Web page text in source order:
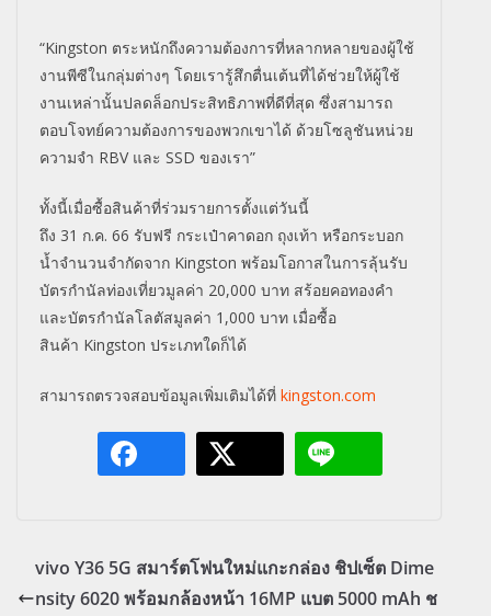
“Kingston ตระหนักถึงความต้องการที่หลากหลายของผู้ใช้
งานพีซีในกลุ่มต่างๆ โดยเรารู้สึกตื่นเต้นที่ได้ช่วยให้ผู้ใช้
งานเหล่านั้นปลดล็อกประสิทธิภาพที่ดีที่สุด ซึ่งสามารถ
ตอบโจทย์ความต้องการของพวกเขาได้ ด้วยโซลูชันหน่วย
ความจำ RBV และ SSD ของเรา”
ทั้งนี้เมื่อซื้อสินค้าที่ร่วมรายการตั้งแต่วันนี้
ถึง 31 ก.ค. 66 รับฟรี กระเป๋าคาดอก ถุงเท้า หรือกระบอก
น้ำจำนวนจำกัดจาก Kingston พร้อมโอกาสในการลุ้นรับ
บัตรกำนัลท่องเที่ยวมูลค่า 20,000 บาท สร้อยคอทองคำ
และบัตรกำนัลโลตัสมูลค่า 1,000 บาท เมื่อซื้อ
สินค้า Kingston ประเภทใดก็ได้
สามารถตรวจสอบข้อมูลเพิ่มเติมได้ที่ kingston.com
vivo Y36 5G สมาร์ตโฟนใหม่แกะกล่อง ชิปเซ็ต Dime
nsity 6020 พร้อมกล้องหน้า 16MP แบต 5000 mAh ช